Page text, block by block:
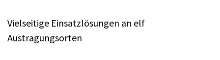
Vielseitige Einsatzlösungen an elf
Austragungsorten